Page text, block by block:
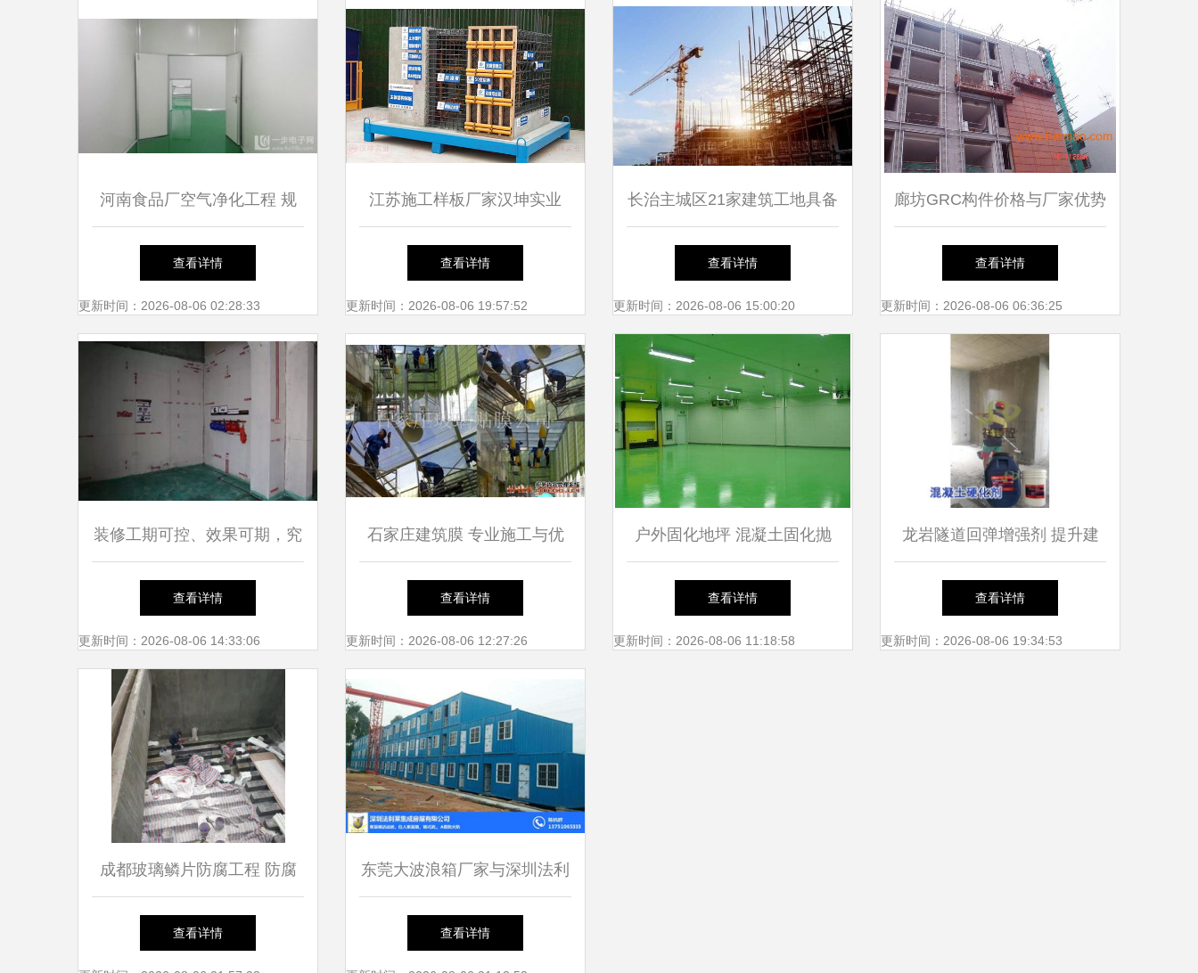
河南食品厂空气净化工程 规
范价格与专业施工服务全解析
查看详情
更新时间：2026-08-06 02:28:33
江苏施工样板厂家汉坤实业
产品辐射全国，打造建筑施工
服务新标杆
查看详情
更新时间：2026-08-06 19:57:52
长治主城区21家建筑工地具备
复工条件，施工服务全力待发
查看详情
更新时间：2026-08-06 15:00:20
廊坊GRC构件价格与厂家优势
解析——宏京建材为您定制高
品质建筑装饰方案
查看详情
更新时间：2026-08-06 06:36:25
装修工期可控、效果可期，究
竟有多难？看看这些施工团队
如何破解难题
查看详情
更新时间：2026-08-06 14:33:06
石家庄建筑膜 专业施工与优
质服务构筑美好未来
查看详情
更新时间：2026-08-06 12:27:26
户外固化地坪 混凝土固化抛
光染色一体化的建筑施工服务
解析
查看详情
更新时间：2026-08-06 11:18:58
龙岩隧道回弹增强剂 提升建
筑施工质量的高效工具
查看详情
更新时间：2026-08-06 19:34:53
成都玻璃鳞片防腐工程 防腐
施工
查看详情
东莞大波浪箱厂家与深圳法利
莱集装箱房屋的精准建筑服务
查看详情